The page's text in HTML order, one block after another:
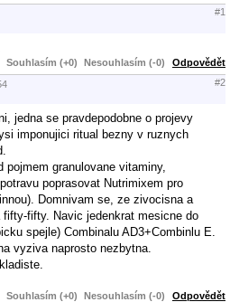
#1
Souhlasím (+0) Nesouhlasím (-0) Odpovědět
#2
jedna se pravdepodobne o projevy
imponujici ritual bezny v ruznych
granulovane vitaminy,
poprasovat Nutrimixem pro
Domnivam se, ze zivocisna a
fifty. Navic jedenkrat mesicne do
spejle) Combinalu AD3+Combinlu E.
vyziva naprosto nezbytna.
Souhlasím (+0) Nesouhlasím (-0) Odpovědět